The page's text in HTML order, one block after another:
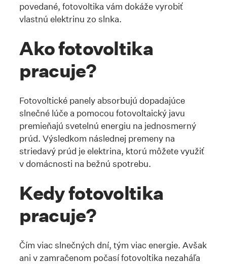
povedané, fotovoltika vám dokáže vyrobiť
vlastnú elektrinu zo slnka.
Ako fotovoltika
pracuje?
Fotovoltické panely absorbujú dopadajúce
slnečné lúče a pomocou fotovoltaický javu
premieňajú svetelnú energiu na jednosmerný
prúd. Výsledkom následnej premeny na
striedavý prúd je elektrina, ktorú môžete využiť
v domácnosti na bežnú spotrebu.
Kedy fotovoltika
pracuje?
Čím viac slnečných dní, tým viac energie. Avšak
ani v zamračenom počasí fotovoltika nezaháľa